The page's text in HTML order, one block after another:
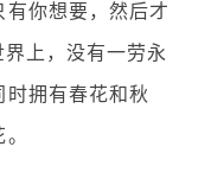
你想要，然后才
上，没有一劳永
拥有春花和秋